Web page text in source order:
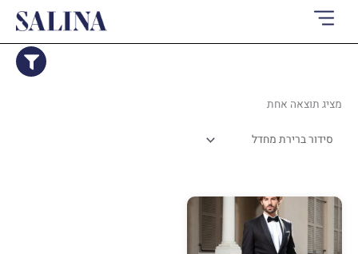
מציג תוצאה אחת
יש